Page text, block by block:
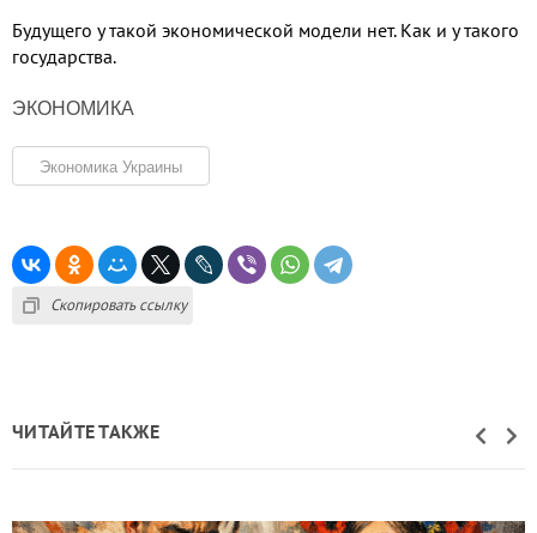
Будущего у такой экономической модели нет. Как и у такого
государства.
ЭКОНОМИКА
Экономика Украины
Скопировать ссылку
ЧИТАЙТЕ ТАКЖЕ